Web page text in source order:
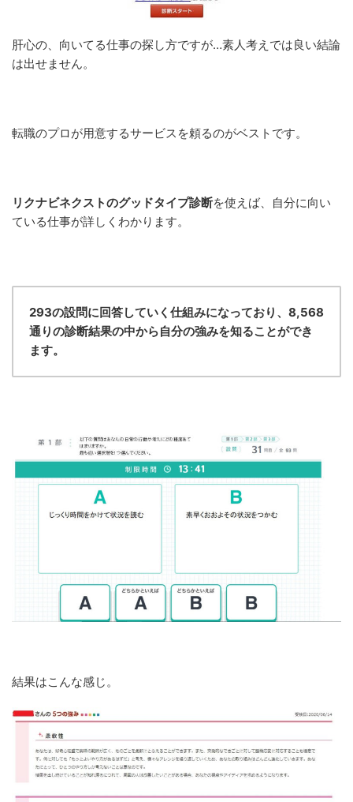
肝心の、向いてる仕事の探し方ですが…素人考えでは良い結論
は出せません。
転職のプロが用意するサービスを頼るのがベストです。
リクナビネクストのグッドタイプ診断を使えば、自分に向い
ている仕事が詳しくわかります。
293の設問に回答していく仕組みになっており、8,568
通りの診断結果の中から自分の強みを知ることができ
ます。
結果はこんな感じ。